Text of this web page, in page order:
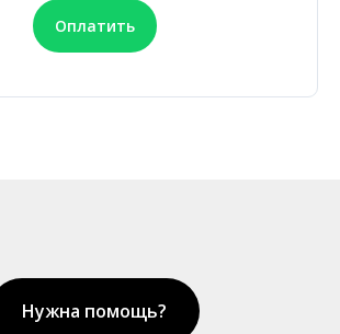
Оплатить
Нужна помощь?